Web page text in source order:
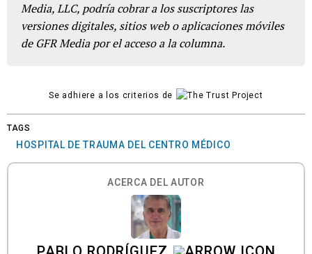
Media, LLC, podría cobrar a los suscriptores las
versiones digitales, sitios web o aplicaciones móviles
de GFR Media por el acceso a la columna.
Se adhiere a los criterios de
TAGS
HOSPITAL DE TRAUMA DEL CENTRO MÉDICO
ACERCA DEL AUTOR